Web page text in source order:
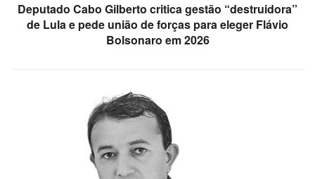
Deputado Cabo Gilberto critica gestão “destruidora”
de Lula e pede união de forças para eleger Flávio
Bolsonaro em 2026